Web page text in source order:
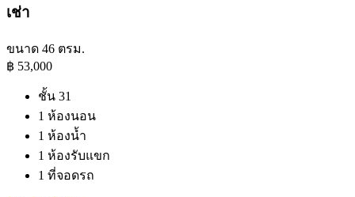
เช่า
ขนาด 46 ตรม.
฿ 53,000
ชั้น 31
1 ห้องนอน
1 ห้องน้ำ
1 ห้องรับแขก
1 ที่จอดรถ